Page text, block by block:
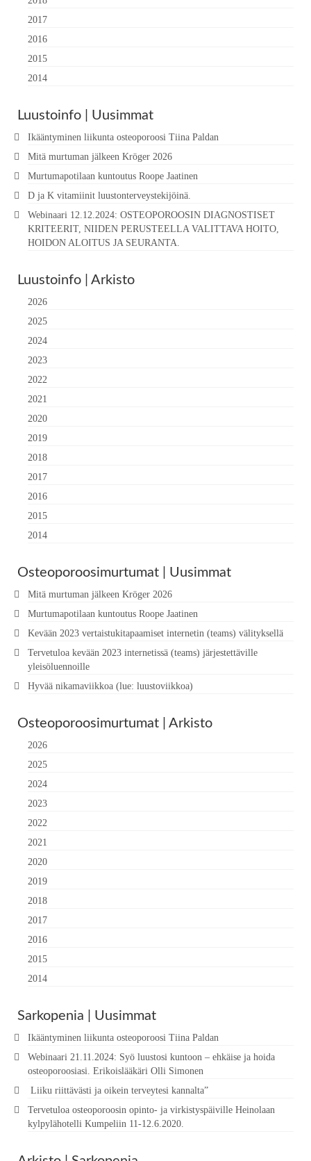
2017
2016
2015
2014
Luustoinfo | Uusimmat
Ikääntyminen liikunta osteoporoosi Tiina Paldan
Mitä murtuman jälkeen Kröger 2026
Murtumapotilaan kuntoutus Roope Jaatinen
D ja K vitamiinit luustonterveystekijöinä.
Webinaari 12.12.2024: OSTEOPOROOSIN DIAGNOSTISET
KRITEERIT, NIIDEN PERUSTEELLA VALITTAVA HOITO,
HOIDON ALOITUS JA SEURANTA.
Luustoinfo | Arkisto
2026
2025
2024
2023
2022
2021
2020
2019
2018
2017
2016
2015
2014
Osteoporoosimurtumat | Uusimmat
Mitä murtuman jälkeen Kröger 2026
Murtumapotilaan kuntoutus Roope Jaatinen
Kevään 2023 vertaistukitapaamiset internetin (teams) välityksellä
Tervetuloa kevään 2023 internetissä (teams) järjestettäville
yleisöluennoille
Hyvää nikamaviikkoa (lue: luustoviikkoa)
Osteoporoosimurtumat | Arkisto
2026
2025
2024
2023
2022
2021
2020
2019
2018
2017
2016
2015
2014
Sarkopenia | Uusimmat
Ikääntyminen liikunta osteoporoosi Tiina Paldan
Webinaari 21.11.2024: Syö luustosi kuntoon – ehkäise ja hoida
osteoporoosiasi. Erikoislääkäri Olli Simonen
Liiku riittävästi ja oikein terveytesi kannalta”
Tervetuloa osteoporoosin opinto- ja virkistyspäiville Heinolaan
kylpylähotelli Kumpeliin 11-12.6.2020.